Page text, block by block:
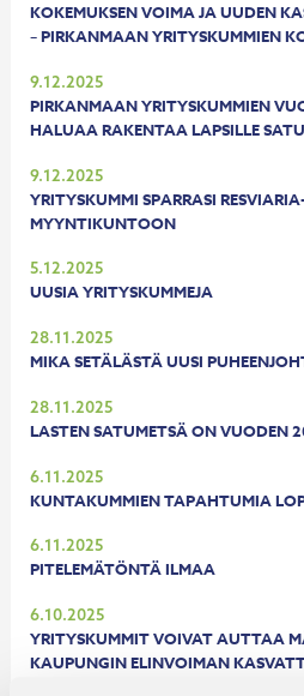
KOKEMUKSEN VOIMA JA UUDEN
– PIRKANMAAN YRITYSKUMMIEN
PIRKANMAAN YRITYSKUMMIEN
HALUAA RAKENTAA LAPSILLE
9.12.2025
YRITYSKUMMI SPARRASI
MYYNTIKUNTOON
9.12.2025
UUSIA YRITYSKUMMEJA
5.12.2025
MIKA SETÄLÄSTÄ UUSI
28.11.2025
LASTEN SATUMETSÄ ON VUODEN
28.11.2025
KUNTAKUMMIEN TAPAHTUMIA
6.11.2025
PITELEMÄTÖNTÄ ILMAA
6.11.2025
YRITYSKUMMIT VOIVAT AUTTAA
KAUPUNGIN ELINVOIMAN
6.10.2025